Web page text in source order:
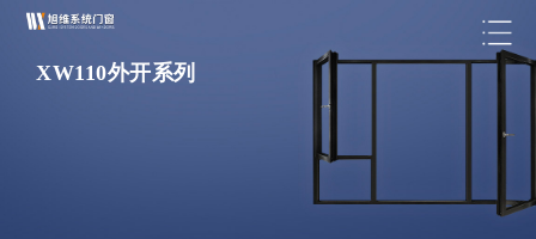
XW110外开系列